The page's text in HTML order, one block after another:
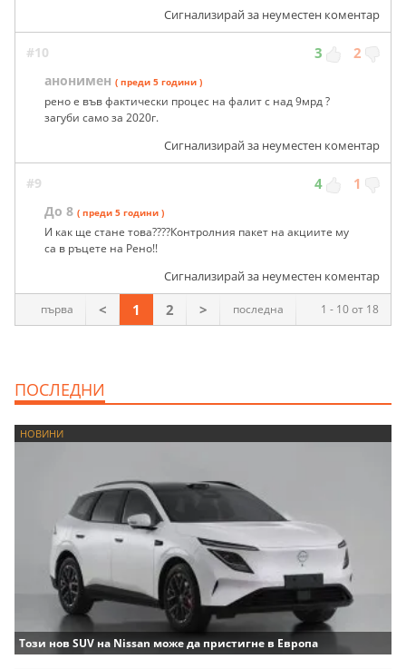
Сигнализирай за неуместен коментар
#10 3 2
анонимен ( преди 5 години )
рено е във фактически процес на фалит с над 9мрд ?
загуби само за 2020г.
Сигнализирай за неуместен коментар
#9 4 1
До 8 ( преди 5 години )
И как ще стане това????Контролния пакет на акциите му
са в ръцете на Рено!!
Сигнализирай за неуместен коментар
1 - 10 от 18
първа < 1 2 > последна
ПОСЛЕДНИ
НОВИНИ
Този нов SUV на Nissan може да пристигне в Европа